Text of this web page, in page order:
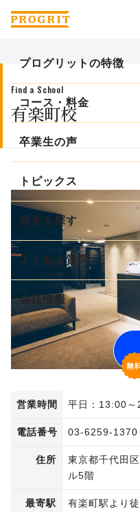
プログリットの特徴
プログリットが英語力を
科学的な学習メソッド
緻密な「計画と実績管
コンサルタントインタビ
英会話の５ステップ
英語学習習慣化の３ステッ
コース・料金
コース・料金
初級者コース
TOEIC®L&R TESTコー
TOEFL iBT®TEST /
一般教育訓練給付制度
卒業生向け継続コース
卒業生の声
トピックス
校舎を探す
よくある質問
会社情報
Company Info
PROGRIT FOR
PROGRIT MEDIA
SHADOTEN
SUPIFUL
DiaTalk
Find a School
有楽町校
営業時間 平日：13:00
電話番号 03-6259-1370
住所
東京都千代田
ル5階
最寄駅
有楽町駅より